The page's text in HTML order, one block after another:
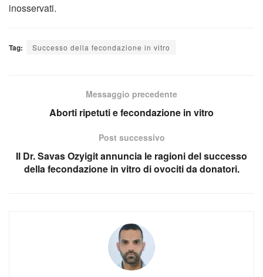
inosservati.
Tag: Successo della fecondazione in vitro
Messaggio precedente
Aborti ripetuti e fecondazione in vitro
Post successivo
Il Dr. Savas Ozyigit annuncia le ragioni del successo
della fecondazione in vitro di ovociti da donatori.